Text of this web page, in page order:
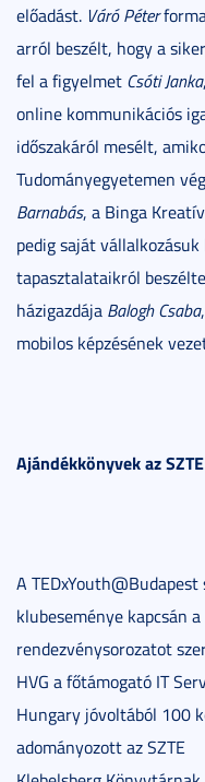
előadást. Váró Péter
arról beszélt, hogy a
fel a figyelmet Csóti Janka
online kommunikációs
időszakáról mesélt,
Tudományegyetemen
Barnabás, a Binga
pedig saját
tapasztalataikról
házigazdája Balogh Csaba
mobilos képzésének
Ajándékkönyvek az
A TEDxYouth@Budapest
klubeseménye kapcsán a
rendezvénysorozatot
HVG a főtámogató IT
Hungary jóvoltából 100
adományozott az SZTE